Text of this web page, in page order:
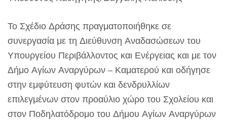
Το Σχέδιο Δράσης πραγματοποιήθηκε σε
συνεργασία με τη Διεύθυνση Αναδασώσεων του
Υπουργείου Περιβάλλοντος και Ενέργειας και με τον
Δήμο Αγίων Αναργύρων – Καματερού και οδήγησε
στην εμφύτευση φυτών και δενδρυλλίων
επιλεγμένων στον προαύλιο χώρο του Σχολείου και
στον Ποδηλατόδρομο του Δήμου Αγίων Αναργύρων